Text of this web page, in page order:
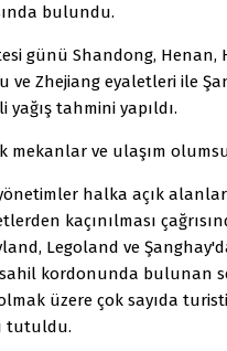
bulundu.
günü Shandong, Henan,
ve Zhejiang eyaletleri ile
yağış tahmini yapıldı.
mekanlar ve ulaşım
halka açık
kaçınılması
Legoland ve
kordonunda bulunan
üzere çok sayıda
tutuldu.